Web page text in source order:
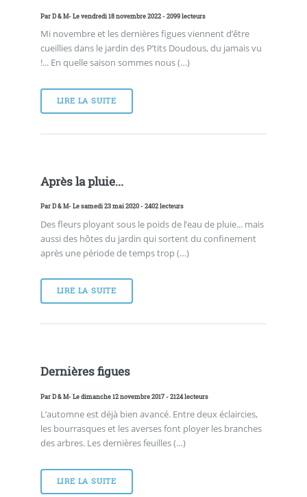
ParD & M- Le vendredi 18 novembre 2022 - 2099 lecteurs
Mi novembre et les dernières figues viennent d’être
cueillies dans le jardin des P’tits Doudous, du jamais vu
!... En quelle saison sommes nous (…)
LIRE LA SUITE
Après la pluie...
ParD & M- Le samedi 23 mai 2020 - 2402 lecteurs
Des fleurs ployant sous le poids de l’eau de pluie... mais
aussi des hôtes du jardin qui sortent du confinement
après une période de temps trop (…)
LIRE LA SUITE
Dernières figues
ParD & M- Le dimanche 12 novembre 2017 - 2124 lecteurs
L’automne est déjà bien avancé. Entre deux éclaircies,
les bourrasques et les averses font ployer les branches
des arbres. Les dernières feuilles (…)
LIRE LA SUITE